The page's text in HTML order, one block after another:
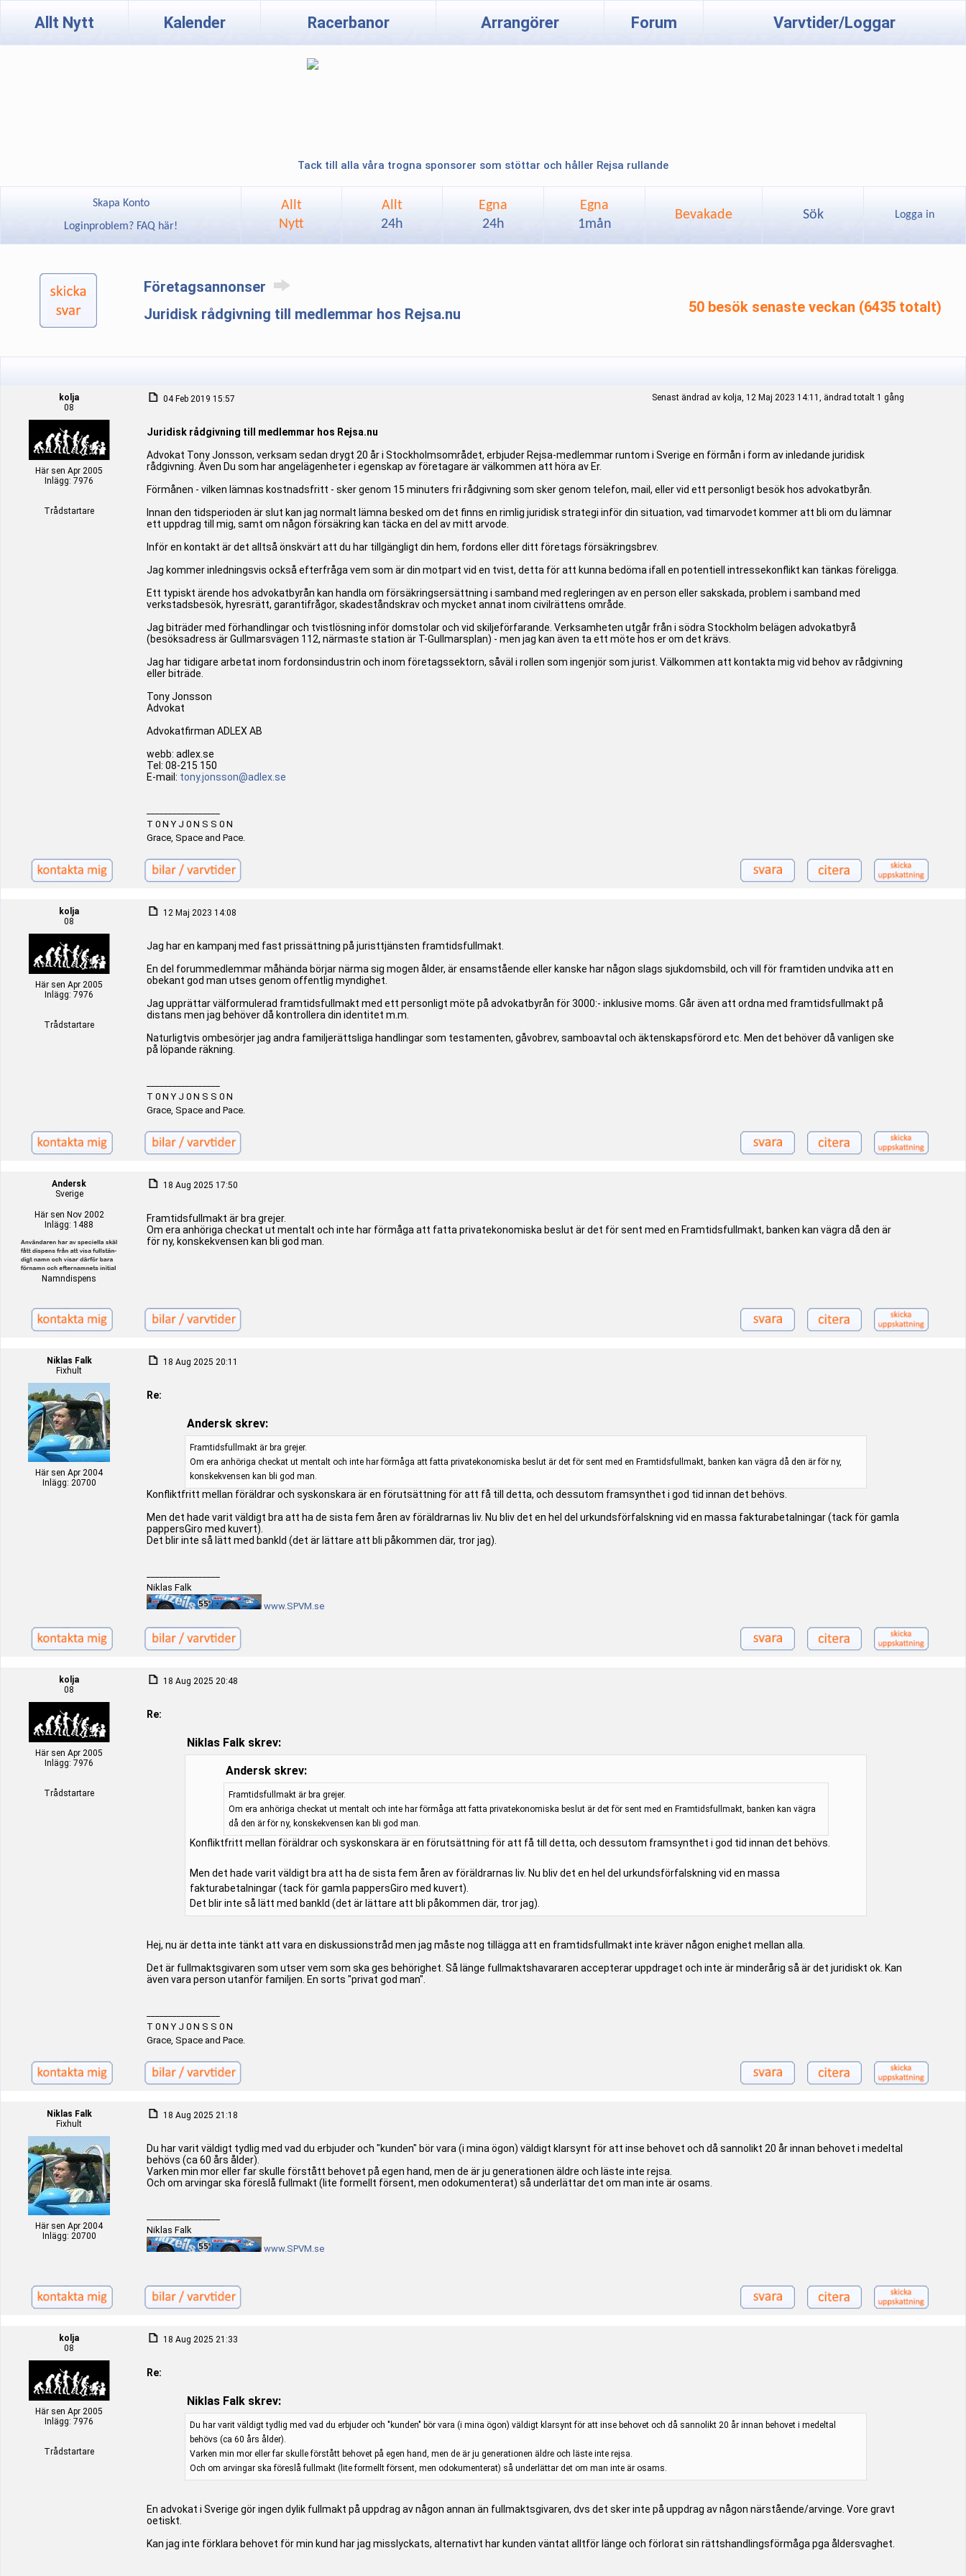
Allt Nytt Kalender Racerbanor Arrangörer Forum Varvtider/Loggar
Tack till alla våra trogna sponsorer som stöttar och håller Rejsa rullande
Skapa Konto
Loginproblem? FAQ här!
Allt
Nytt
Allt
24h
Egna
24h
Egna
1mån
Bevakade Sök Logga in
Företagsannonser
Juridisk rådgivning till medlemmar hos Rejsa.nu
50 besök senaste veckan (6435 totalt)
kolja
08
Här sen Apr 2005
Inlägg: 7976
Trådstartare
04 Feb 2019 15:57 Senast ändrad av kolja, 12 Maj 2023 14:11, ändrad totalt 1 gång
Juridisk rådgivning till medlemmar hos Rejsa.nu
Advokat Tony Jonsson, verksam sedan drygt 20 år i Stockholmsområdet, erbjuder Rejsa-medlemmar runtom i Sverige en förmån i form av inledande juridisk
rådgivning. Även Du som har angelägenheter i egenskap av företagare är välkommen att höra av Er.
Förmånen - vilken lämnas kostnadsfritt - sker genom 15 minuters fri rådgivning som sker genom telefon, mail, eller vid ett personligt besök hos advokatbyrån.
Innan den tidsperioden är slut kan jag normalt lämna besked om det finns en rimlig juridisk strategi inför din situation, vad timarvodet kommer att bli om du lämnar
ett uppdrag till mig, samt om någon försäkring kan täcka en del av mitt arvode.
Inför en kontakt är det alltså önskvärt att du har tillgängligt din hem, fordons eller ditt företags försäkringsbrev.
Jag kommer inledningsvis också efterfråga vem som är din motpart vid en tvist, detta för att kunna bedöma ifall en potentiell intressekonflikt kan tänkas föreligga.
Ett typiskt ärende hos advokatbyrån kan handla om försäkringsersättning i samband med regleringen av en person eller sakskada, problem i samband med
verkstadsbesök, hyresrätt, garantifrågor, skadeståndskrav och mycket annat inom civilrättens område.
Jag biträder med förhandlingar och tvistlösning inför domstolar och vid skiljeförfarande. Verksamheten utgår från i södra Stockholm belägen advokatbyrå
(besöksadress är Gullmarsvägen 112, närmaste station är T-Gullmarsplan) - men jag kan även ta ett möte hos er om det krävs.
Jag har tidigare arbetat inom fordonsindustrin och inom företagssektorn, såväl i rollen som ingenjör som jurist. Välkommen att kontakta mig vid behov av rådgivning
eller biträde.
Tony Jonsson
Advokat
Advokatfirman ADLEX AB
webb: adlex.se
Tel: 08-215 150
E-mail: tony.jonsson@adlex.se
T 0 N Y J 0 N S S 0 N
Grace, Space and Pace.
kolja
08
Här sen Apr 2005
Inlägg: 7976
Trådstartare
12 Maj 2023 14:08
Jag har en kampanj med fast prissättning på juristtjänsten framtidsfullmakt.
En del forummedlemmar måhända börjar närma sig mogen ålder, är ensamstående eller kanske har någon slags sjukdomsbild, och vill för framtiden undvika att en
obekant god man utses genom offentlig myndighet.
Jag upprättar välformulerad framtidsfullmakt med ett personligt möte på advokatbyrån för 3000:- inklusive moms. Går även att ordna med framtidsfullmakt på
distans men jag behöver då kontrollera din identitet m.m.
Naturligtvis ombesörjer jag andra familjerättsliga handlingar som testamenten, gåvobrev, samboavtal och äktenskapsförord etc. Men det behöver då vanligen ske
på löpande räkning.
T 0 N Y J 0 N S S 0 N
Grace, Space and Pace.
Andersk
Sverige
Här sen Nov 2002
Inlägg: 1488
Namndispens
18 Aug 2025 17:50
Framtidsfullmakt är bra grejer.
Om era anhöriga checkat ut mentalt och inte har förmåga att fatta privatekonomiska beslut är det för sent med en Framtidsfullmakt, banken kan vägra då den är
för ny, konskekvensen kan bli god man.
Niklas Falk
Fixhult
Här sen Apr 2004
Inlägg: 20700
18 Aug 2025 20:11
Re:
Andersk skrev:
Framtidsfullmakt är bra grejer.
Om era anhöriga checkat ut mentalt och inte har förmåga att fatta privatekonomiska beslut är det för sent med en Framtidsfullmakt, banken kan vägra då den är för ny,
konskekvensen kan bli god man.
Konfliktfritt mellan föräldrar och syskonskara är en förutsättning för att få till detta, och dessutom framsynthet i god tid innan det behövs.
Men det hade varit väldigt bra att ha de sista fem åren av föräldrarnas liv. Nu bliv det en hel del urkundsförfalskning vid en massa fakturabetalningar (tack för gamla
pappersGiro med kuvert).
Det blir inte så lätt med bankId (det är lättare att bli påkommen där, tror jag).
Niklas Falk
www.SPVM.se
kolja
08
Här sen Apr 2005
Inlägg: 7976
Trådstartare
18 Aug 2025 20:48
Re:
Niklas Falk skrev:
Andersk skrev:
Framtidsfullmakt är bra grejer.
Om era anhöriga checkat ut mentalt och inte har förmåga att fatta privatekonomiska beslut är det för sent med en Framtidsfullmakt, banken kan vägra
då den är för ny, konskekvensen kan bli god man.
Konfliktfritt mellan föräldrar och syskonskara är en förutsättning för att få till detta, och dessutom framsynthet i god tid innan det behövs.
Men det hade varit väldigt bra att ha de sista fem åren av föräldrarnas liv. Nu bliv det en hel del urkundsförfalskning vid en massa
fakturabetalningar (tack för gamla pappersGiro med kuvert).
Det blir inte så lätt med bankId (det är lättare att bli påkommen där, tror jag).
Hej, nu är detta inte tänkt att vara en diskussionstråd men jag måste nog tillägga att en framtidsfullmakt inte kräver någon enighet mellan alla.
Det är fullmaktsgivaren som utser vem som ska ges behörighet. Så länge fullmaktshavararen accepterar uppdraget och inte är minderårig så är det juridiskt ok. Kan
även vara person utanför familjen. En sorts "privat god man".
T 0 N Y J 0 N S S 0 N
Grace, Space and Pace.
Niklas Falk
Fixhult
Här sen Apr 2004
Inlägg: 20700
18 Aug 2025 21:18
Du har varit väldigt tydlig med vad du erbjuder och "kunden" bör vara (i mina ögon) väldigt klarsynt för att inse behovet och då sannolikt 20 år innan behovet i medeltal
behövs (ca 60 års ålder).
Varken min mor eller far skulle förstått behovet på egen hand, men de är ju generationen äldre och läste inte rejsa.
Och om arvingar ska föreslå fullmakt (lite formellt försent, men odokumenterat) så underlättar det om man inte är osams.
Niklas Falk
www.SPVM.se
kolja
08
Här sen Apr 2005
Inlägg: 7976
Trådstartare
18 Aug 2025 21:33
Re:
Niklas Falk skrev:
Du har varit väldigt tydlig med vad du erbjuder och "kunden" bör vara (i mina ögon) väldigt klarsynt för att inse behovet och då sannolikt 20 år innan behovet i medeltal
behövs (ca 60 års ålder).
Varken min mor eller far skulle förstått behovet på egen hand, men de är ju generationen äldre och läste inte rejsa.
Och om arvingar ska föreslå fullmakt (lite formellt försent, men odokumenterat) så underlättar det om man inte är osams.
En advokat i Sverige gör ingen dylik fullmakt på uppdrag av någon annan än fullmaktsgivaren, dvs det sker inte på uppdrag av någon närstående/arvinge. Vore gravt
oetiskt.
Kan jag inte förklara behovet för min kund har jag misslyckats, alternativt har kunden väntat alltför länge och förlorat sin rättshandlingsförmåga pga åldersvaghet.